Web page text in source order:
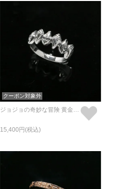
クーポン対象外
ジョジョの奇妙な冒険 黄金の風 S・P リング / 指輪
15,400